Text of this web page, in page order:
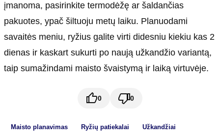
įmanoma, pasirinkite termodėžę ar šaldančias
pakuotes, ypač šiltuoju metų laiku. Planuodami
savaitės meniu, ryžius galite virti didesniu kiekiu kas 2
dienas ir kaskart sukurti po naują užkandžio variantą,
taip sumažindami maisto švaistymą ir laiką virtuvėje.
0 0
Maisto planavimas Ryžių patiekalai Užkandžiai